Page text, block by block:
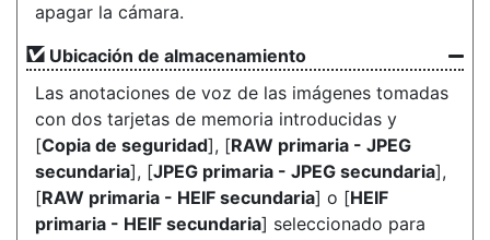
apagar la cámara.
Ubicación de almacenamiento
Las anotaciones de voz de las imágenes tomadas
con dos tarjetas de memoria introducidas y
[Copia de seguridad], [RAW primaria - JPEG
secundaria], [JPEG primaria - JPEG secundaria],
[RAW primaria - HEIF secundaria] o [HEIF
primaria - HEIF secundaria] seleccionado para